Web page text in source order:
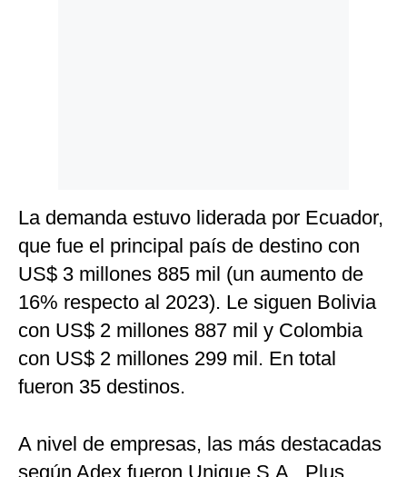
La demanda estuvo liderada por Ecuador,
que fue el principal país de destino con
US$ 3 millones 885 mil (un aumento de
16% respecto al 2023). Le siguen Bolivia
con US$ 2 millones 887 mil y Colombia
con US$ 2 millones 299 mil. En total
fueron 35 destinos.
A nivel de empresas, las más destacadas
según Adex fueron Unique S.A., Plus